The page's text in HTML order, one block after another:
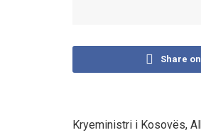
Share
Kryeministri i Kosovës,